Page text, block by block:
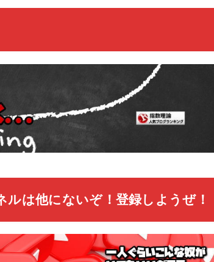
は他にないぞ！登録しようぜ！